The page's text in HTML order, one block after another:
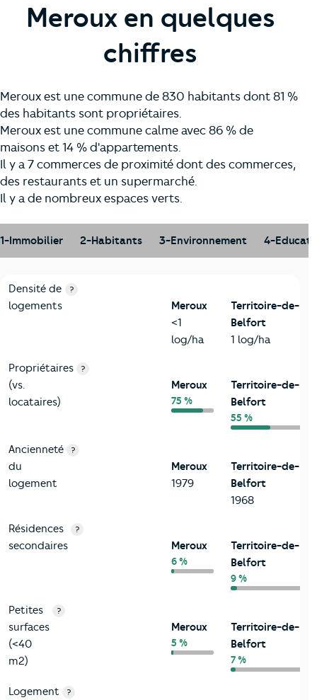
Meroux en quelques
chiffres
Meroux est une commune de 830 habitants dont 81 %
des habitants sont propriétaires.
Meroux est une commune calme avec 86 % de
maisons et 14 % d'appartements.
Il y a 7 commerces de proximité dont des commerces,
des restaurants et un supermarché.
Il y a de nombreux espaces verts.
1-Immobilier 2-Habitants 3-Environnement 4-
1-Immobilier
Critères Meroux
Densité de
logements
?
Meroux
<1
log/ha
Territoire-de-
Belfort
1 log/ha
Propriétaires
(vs.
locataires)
?
Meroux
75 %
Territoire-de-
Belfort
55 %
Ancienneté
du
logement
?
Meroux
1979
Territoire-de-
Belfort
1968
Résidences
secondaires
?
Meroux
6 %
Territoire-de-
Belfort
9 %
Petites
surfaces
(<40
m2)
?
Meroux
5 %
Territoire-de-
Belfort
7 %
Logement ?